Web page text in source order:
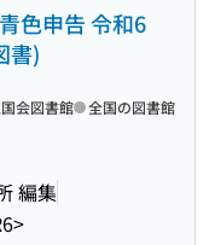
色申告 令和6
書)
編集
会図書館 全国の図書館